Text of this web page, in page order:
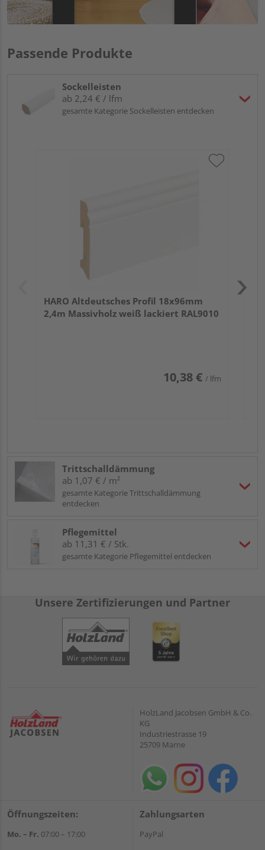
Passende Produkte
Sockelleisten
ab 2,24 € / lfm
gesamte Kategorie Sockelleisten entdecken
HARO Altdeutsches Profil 18x96mm
2,4m Massivholz weiß lackiert RAL9010
10,38 € / lfm
Trittschalldämmung
ab 1,07 € / m²
gesamte Kategorie Trittschalldämmung
entdecken
Pflegemittel
ab 11,31 € / Stk.
gesamte Kategorie Pflegemittel entdecken
Unsere Zertifizierungen und Partner
HolzLand Jacobsen GmbH & Co.
KG
Industriestrasse 19
25709 Marne
Öffnungszeiten:
Mo. – Fr. 07:00 – 17:00
Zahlungsarten
PayPal